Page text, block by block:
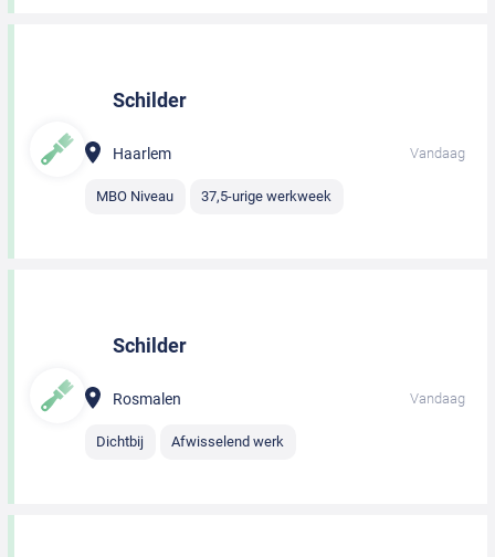
Schilder
Haarlem Vandaag
MBO Niveau 37,5-urige werkweek
Schilder
Rosmalen Vandaag
Dichtbij Afwisselend werk